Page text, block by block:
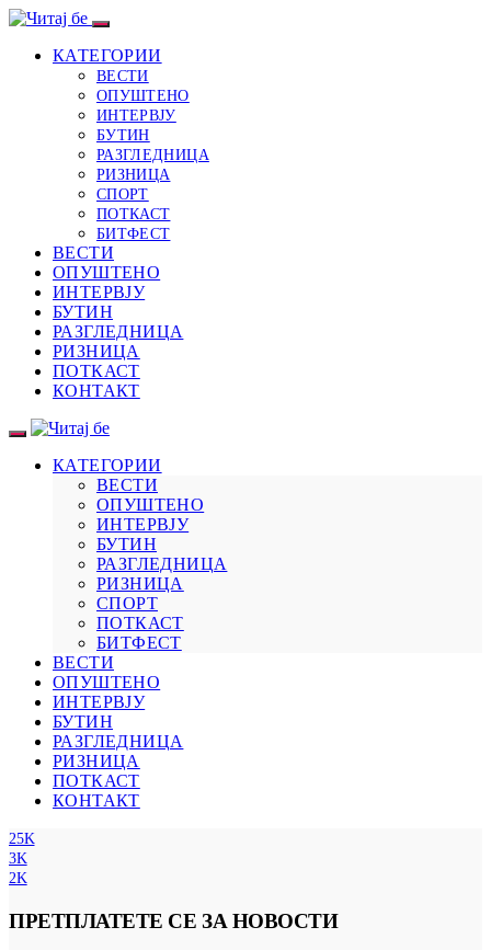
КАТЕГОРИИ
ВЕСТИ
ОПУШТЕНО
ИНТЕРВЈУ
БУТИН
РАЗГЛЕДНИЦА
РИЗНИЦА
СПОРТ
ПОТКАСТ
БИТФЕСТ
ВЕСТИ
ОПУШТЕНО
ИНТЕРВЈУ
БУТИН
РАЗГЛЕДНИЦА
РИЗНИЦА
ПОТКАСТ
КОНТАКТ
КАТЕГОРИИ
ВЕСТИ
ОПУШТЕНО
ИНТЕРВЈУ
БУТИН
РАЗГЛЕДНИЦА
РИЗНИЦА
СПОРТ
ПОТКАСТ
БИТФЕСТ
ВЕСТИ
ОПУШТЕНО
ИНТЕРВЈУ
БУТИН
РАЗГЛЕДНИЦА
РИЗНИЦА
ПОТКАСТ
КОНТАКТ
25K
3K
2K
ПРЕТПЛАТЕТЕ СЕ ЗА НОВОСТИ